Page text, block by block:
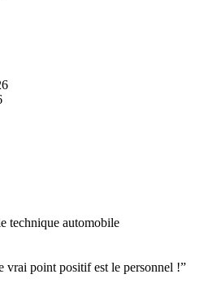
technique automobile
vrai point positif est le personnel !”